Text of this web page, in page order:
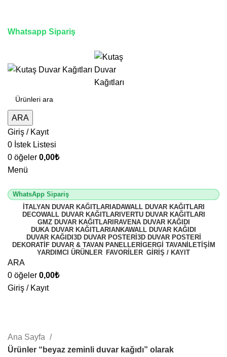
Whatsapp Sipariş
ARA
Giriş / Kayıt
0 İstek Listesi
0 öğeler 0,00₺
Menü
WhatsApp Sipariş
İTALYAN DUVAR KAĞITLARI ADAWALL DUVAR KAĞITLARI
DECOWALL DUVAR KAĞITLARI VERTU DUVAR KAĞITLARI
GMZ DUVAR KAĞITLARI RAVENA DUVAR KAĞIDI
DUKA DUVAR KAĞITLARI ANKAWALL DUVAR KAĞIDI
DUVAR KAĞIDI 3D DUVAR POSTERI 3D DUVAR POSTERI
DEKORATIF DUVAR & TAVAN PANELLERI GERGI TAVAN İLETIŞIM
YARDIMCI ÜRÜNLER FAVORİLER GİRİŞ / KAYIT
ARA
0 öğeler 0,00₺
Giriş / Kayıt
Kategoriler
Ana Sayfa
Ürünler “beyaz zeminli duvar kağıdı” olarak